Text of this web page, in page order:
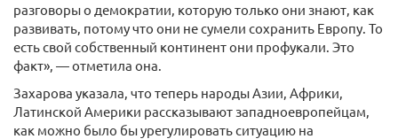
разговоры о демократии, которую только они знают, как
развивать, потому что они не сумели сохранить Европу. То
есть свой собственный континент они профукали. Это
факт», — отметила она.
Захарова указала, что теперь народы Азии, Африки,
Латинской Америки рассказывают западноевропейцам,
как можно было бы урегулировать ситуацию на